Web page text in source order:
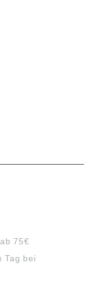
75€
Tag bei